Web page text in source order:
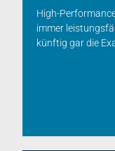
High-
immer
künftig gar die